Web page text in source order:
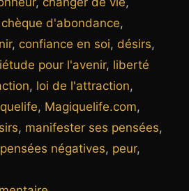
chèque d'abondance,
, confiance en soi, désirs,
pour l'avenir, liberté
, loi de l'attraction,
, Magiquelife.com,
, manifester ses pensées,
pensées négatives, peur,